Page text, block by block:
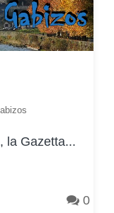
la Gazetta...
0